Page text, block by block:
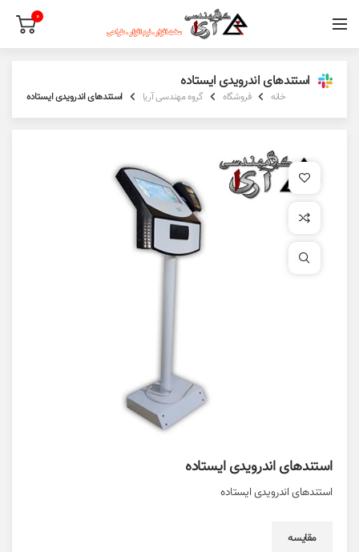
0
استندهای اندرویدی ایستاده
خانه فروشگاه گروه مهندسی آریا استندهای اندرویدی ایستاده
افزودن به علاقه مندی
برای بزرگنمایی کلیک کنید
استندهای اندرویدی ایستاده
استندهای اندرویدی ایستاده
مقایسه